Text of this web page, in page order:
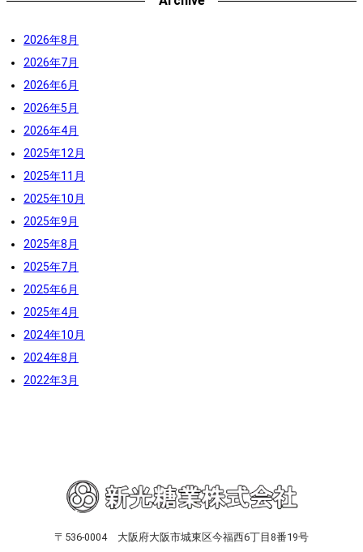
2026年8月
2026年7月
2026年6月
2026年5月
2026年4月
2025年12月
2025年11月
2025年10月
2025年9月
2025年8月
2025年7月
2025年6月
2025年4月
2024年10月
2024年8月
2022年3月
〒536-0004 大阪府大阪市城東区今福西6丁目8番19号